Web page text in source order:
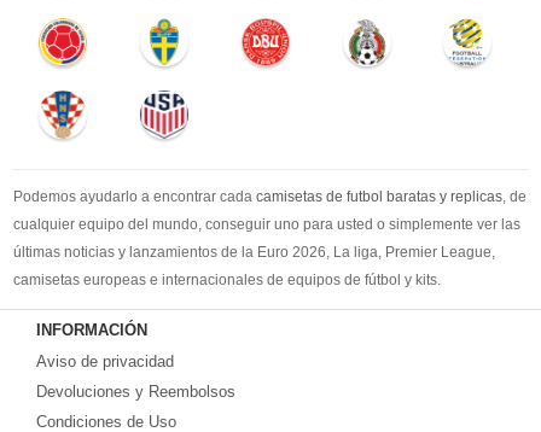
Podemos ayudarlo a encontrar cada camisetas de futbol baratas y replicas, de
cualquier equipo del mundo, conseguir uno para usted o simplemente ver las
últimas noticias y lanzamientos de la Euro 2026, La liga, Premier League,
camisetas europeas e internacionales de equipos de fútbol y kits.
Comprecamisetas de futbol baratasen la tienda deportiva más grande de
Europa. ¡Grandes ofertas en todas las camisetas del club de fútbol, ​​kits
europeos e internacionales, todo a los precios más bajos!
Compre nuestra gran selección de
equipaciones, camisetas y un portero a partir de €17.6. Diseños de fútbol
INFORMACIÓN
Aviso de privacidad
Devoluciones y Reembolsos
Condiciones de Uso